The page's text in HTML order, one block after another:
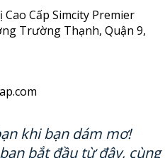
Cấp Simcity Premier
Trường Thạnh, Quận 9,
khi bạn dám mơ!
bắt đầu từ đây, cùng